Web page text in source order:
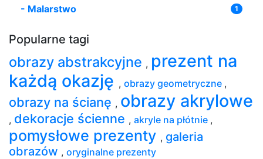
- Malarstwo 1
Popularne tagi
obrazy abstrakcyjne , prezent na
każdą okazję , obrazy geometryczne ,
obrazy na ścianę , obrazy akrylowe
, dekoracje ścienne , akryle na płótnie ,
pomysłowe prezenty , galeria
obrazów , oryginalne prezenty